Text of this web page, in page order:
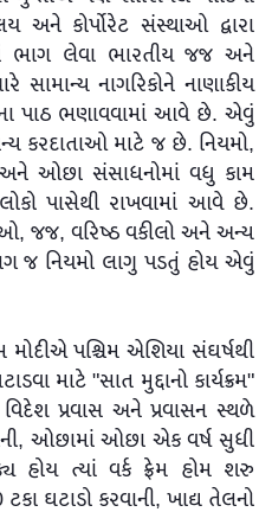
અને કોર્પોરેટ સંસ્થાઓ દ્વારા
ભાગ લેવા ભારતીય જજ અને
નાગરિકોને નાણાકીય
પાઠ ભણાવવામાં આવે છે. એવું
કરદાતાઓ માટે જ છે. નિયમો,
અને ઓછા સંસાધનોમાં વધુ કામ
લોકો પાસેથી રાખવામાં આવે છે.
જજ, વરિષ્ઠ વકીલો અને અન્ય
જ નિયમો લાગુ પડતું હોય એવું
પશ્ચિમ એશિયા સંઘર્ષથી
માટે "સાત મુદ્દાનો કાર્યક્રમ"
વિદેશ પ્રવાસ અને પ્રવાસન સ્થળે
ઓછામાં ઓછા એક વર્ષ સુધી
હોય ત્યાં વર્ક ફ્રેમ હોમ શરુ
ઘટાડો કરવાની, ખાદ્ય તેલનો